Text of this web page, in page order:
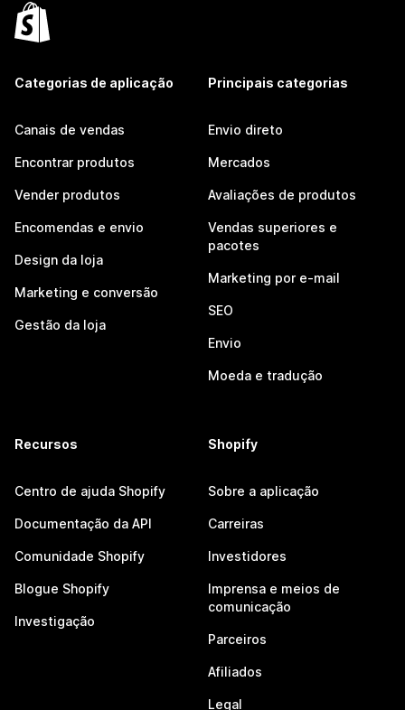
Categorias de aplicação
Canais de vendas
Encontrar produtos
Vender produtos
Encomendas e envio
Design da loja
Marketing e conversão
Gestão da loja
Principais categorias
Envio direto
Mercados
Avaliações de produtos
Vendas superiores e
pacotes
Marketing por e-mail
SEO
Envio
Moeda e tradução
Recursos
Centro de ajuda Shopify
Documentação da API
Comunidade Shopify
Blogue Shopify
Investigação
Shopify
Sobre a aplicação
Carreiras
Investidores
Imprensa e meios de
comunicação
Parceiros
Afiliados
Legal